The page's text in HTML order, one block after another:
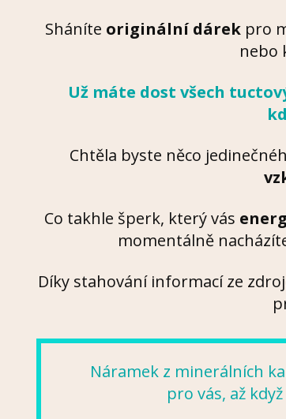
Sháníte originální dárekpro
nebo
Už máte dost všech
Chtěla byste něco
Co takhle šperk, který vás
momentálně
Díky stahování informací ze
Náramek z minerálních
pro vás, až